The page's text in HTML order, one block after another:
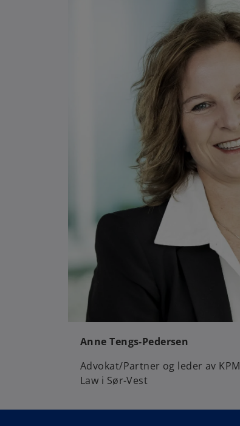
Anne Tengs-Pedersen
Advokat/Partner og leder av
Law i Sør-Vest